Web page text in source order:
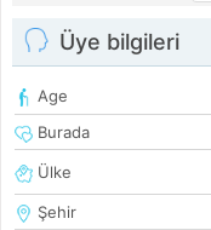
Üye bilgileri
Age
Burada
Ülke
Şehir